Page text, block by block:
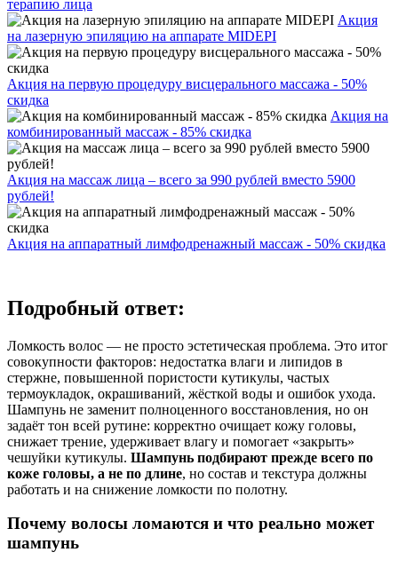
терапию лица
Акция
на лазерную эпиляцию на аппарате MIDEPI
Акция на первую процедуру висцерального массажа - 50%
скидка
Акция на
комбинированный массаж - 85% скидка
Акция на массаж лица – всего за 990 рублей вместо 5900
рублей!
Акция на аппаратный лимфодренажный массаж - 50% скидка
Подробный ответ:
Ломкость волос — не просто эстетическая проблема. Это итог
совокупности факторов: недостатка влаги и липидов в
стержне, повышенной пористости кутикулы, частых
термоукладок, окрашиваний, жёсткой воды и ошибок ухода.
Шампунь не заменит полноценного восстановления, но он
задаёт тон всей рутине: корректно очищает кожу головы,
снижает трение, удерживает влагу и помогает «закрыть»
чешуйки кутикулы. Шампунь подбирают прежде всего по
коже головы, а не по длине, но состав и текстура должны
работать и на снижение ломкости по полотну.
Почему волосы ломаются и что реально может
шампунь